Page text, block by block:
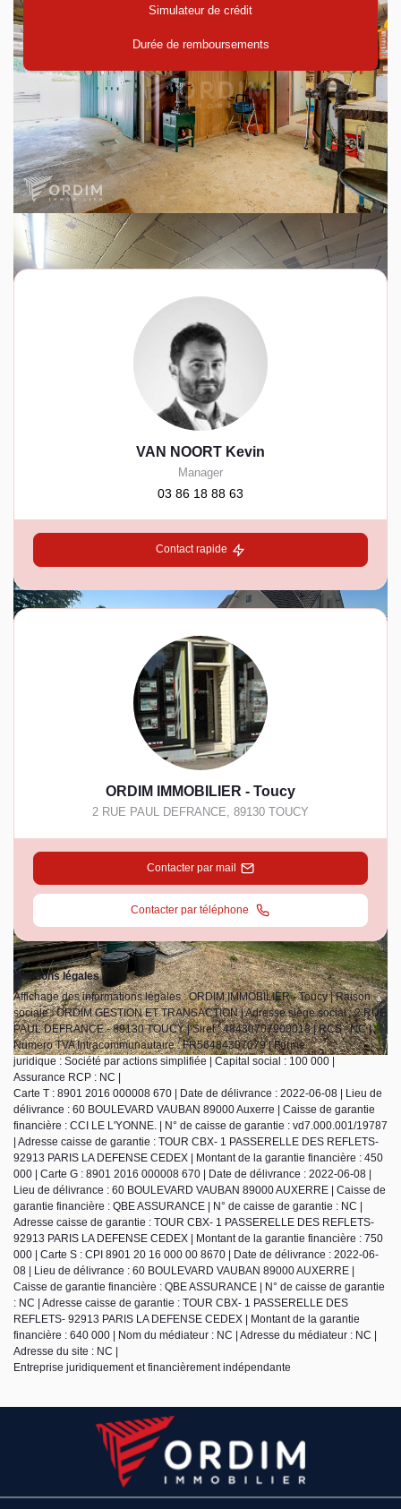
Simulateur de crédit
Durée de remboursements
VAN NOORT Kevin
Manager
03 86 18 88 63
Contact rapide
ORDIM IMMOBILIER - Toucy
2 RUE PAUL DEFRANCE 89130 TOUCY
Contacter par mail
Contacter par téléphone
Mentions légales
Affichage des informations légales : ORDIM IMMOBILIER - Toucy | Raison
sociale : ORDIM GESTION ET TRANSACTION | Adresse siège social : 2 RUE
PAUL DEFRANCE - 89130 TOUCY | Siret : 48430707900018 | RCS : NC |
Numero TVA Intracommunautaire : FR56484307079 | Forme
juridique : Société par actions simplifiée | Capital social : 100 000 |
Assurance RCP : NC |
Carte T : 8901 2016 000008 670 | Date de délivrance : 2022-06-08 | Lieu de
délivrance : 60 BOULEVARD VAUBAN 89000 Auxerre | Caisse de garantie
financière : CCI LE L'YONNE. | N° de caisse de garantie : vd7.000.001/19787
| Adresse caisse de garantie : TOUR CBX- 1 PASSERELLE DES REFLETS-
92913 PARIS LA DEFENSE CEDEX | Montant de la garantie financière : 450
000 | Carte G : 8901 2016 000008 670 | Date de délivrance : 2022-06-08 |
Lieu de délivrance : 60 BOULEVARD VAUBAN 89000 AUXERRE | Caisse de
garantie financière : QBE ASSURANCE | N° de caisse de garantie : NC |
Adresse caisse de garantie : TOUR CBX- 1 PASSERELLE DES REFLETS-
92913 PARIS LA DEFENSE CEDEX | Montant de la garantie financière : 750
000 | Carte S : CPI 8901 20 16 000 00 8670 | Date de délivrance : 2022-06-
08 | Lieu de délivrance : 60 BOULEVARD VAUBAN 89000 AUXERRE |
Caisse de garantie financière : QBE ASSURANCE | N° de caisse de garantie
: NC | Adresse caisse de garantie : TOUR CBX- 1 PASSERELLE DES
REFLETS- 92913 PARIS LA DEFENSE CEDEX | Montant de la garantie
financière : 640 000 | Nom du médiateur : NC | Adresse du médiateur : NC |
Adresse du site : NC |
Entreprise juridiquement et financièrement indépendante